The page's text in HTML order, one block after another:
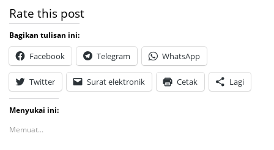
Rate this post
Bagikan tulisan ini:
Facebook Telegram WhatsApp
Twitter Surat elektronik Cetak Lagi
Menyukai ini:
Memuat...